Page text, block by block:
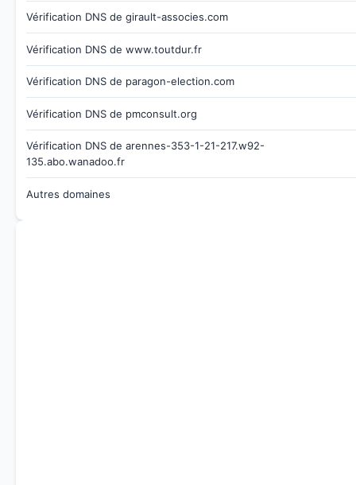
Vérification DNS de girault-associes.com
Vérification DNS de www.toutdur.fr
Vérification DNS de paragon-election.com
Vérification DNS de pmconsult.org
Vérification DNS de arennes-353-1-21-217.w92-
135.abo.wanadoo.fr
Autres domaines